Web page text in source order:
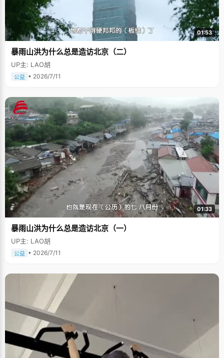
01:53
暴雨山洪为什么总是造访北京（二）
UP主: LAO胡
公益 • 2026/7/11
01:33
暴雨山洪为什么总是造访北京（一）
UP主: LAO胡
公益 • 2026/7/11